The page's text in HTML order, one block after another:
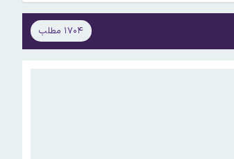
۱۷۰۴ مطلب